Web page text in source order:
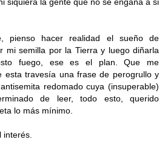
pienso hacer realidad el sueño de
mi semilla por la Tierra y luego diñarla
fuego, ese es el plan. Que me
esta travesía una frase de perogrullo y
redomado cuya (insuperable)
de leer, todo esto, querido
lo más mínimo.
interés.